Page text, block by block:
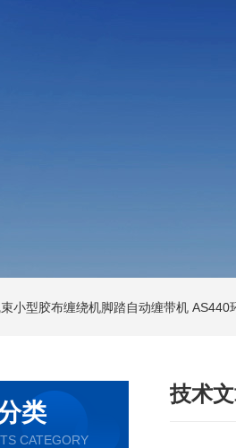
小型胶布缠绕机脚踏自动缠带机 AS440
类
CATEGORY
技术